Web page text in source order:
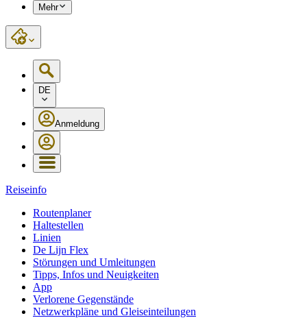
Mehr
DE
Anmeldung
Reiseinfo
Routenplaner
Haltestellen
Linien
De Lijn Flex
Störungen und Umleitungen
Tipps, Infos und Neuigkeiten
App
Verlorene Gegenstände
Netzwerkpläne und Gleiseinteilungen